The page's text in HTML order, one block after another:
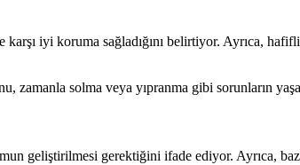
iyi koruma sağladığını belirtiyor. Ayrıca,
zamanla solma veya yıpranma gibi sorunların
geliştirilmesi gerektiğini ifade ediyor. Ayrıca,